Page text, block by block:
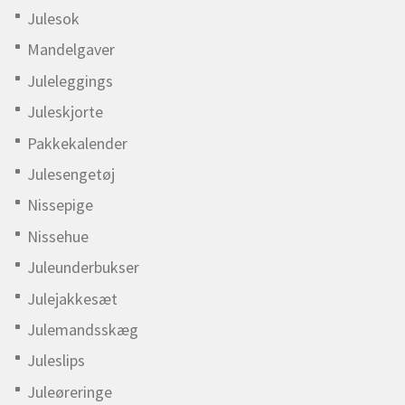
Julesok
Mandelgaver
Juleleggings
Juleskjorte
Pakkekalender
Julesengetøj
Nissepige
Nissehue
Juleunderbukser
Julejakkesæt
Julemandsskæg
Juleslips
Juleøreringe